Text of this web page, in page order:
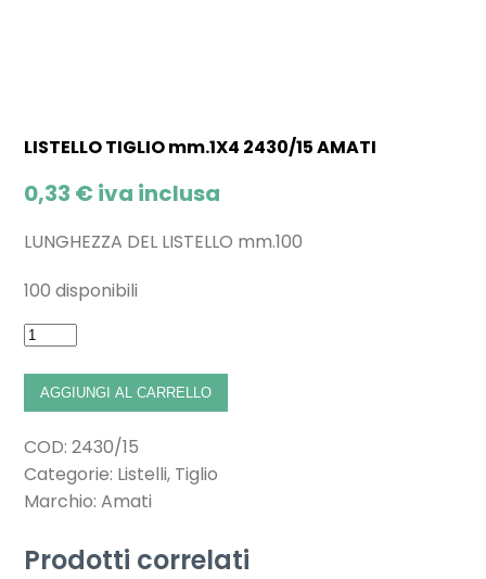
LISTELLO TIGLIO mm.1X4 2430/15 AMATI
0,33 € iva inclusa
LUNGHEZZA DEL LISTELLO mm.100
100 disponibili
AGGIUNGI AL CARRELLO
COD:2430/15
Categorie: Listelli, Tiglio
Marchio:Amati
Prodotti correlati